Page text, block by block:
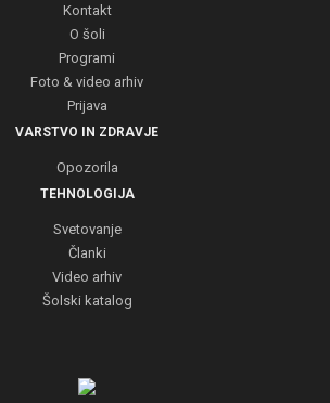
Kontakt
O šoli
Programi
Foto & video arhiv
Prijava
VARSTVO IN ZDRAVJE
Opozorila
TEHNOLOGIJA
Svetovanje
Članki
Video arhiv
Šolski katalog